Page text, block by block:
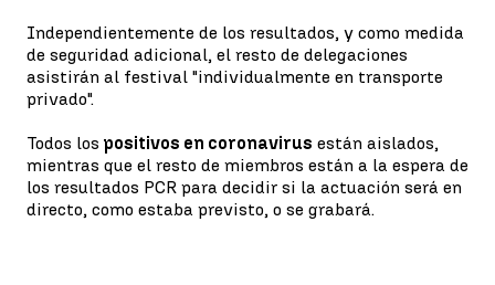
Independientemente de los resultados, y como medida
de seguridad adicional, el resto de delegaciones
asistirán al festival "individualmente en transporte
privado".
Todos los positivos en coronavirus están aislados,
mientras que el resto de miembros están a la espera de
los resultados PCR para decidir si la actuación será en
directo, como estaba previsto, o se grabará.